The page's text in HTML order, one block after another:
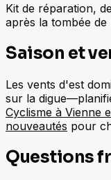
Kit de réparation,
après la tombée de
Saison et
Les vents d'est
sur la
Cyclisme à Vienne
nouveautés pour
Questions